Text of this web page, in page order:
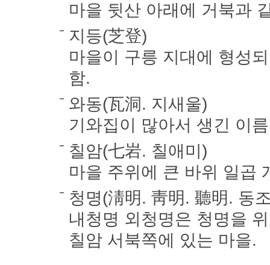
마을 뒷산 아래에 거북과
지등(芝登)
마을이 구릉 지대에 형성
함.
와동(瓦洞. 지새울)
기와집이 많아서 생긴 이름.
칠암(七岩. 칠애미)
마을 주위에 큰 바위 일곱
청명(淸明. 靑明. 聽明. 동
내청명 외청명은 청명을
칠암 서북쪽에 있는 마을.